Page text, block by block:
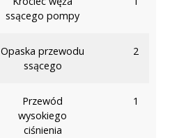
ssącego pompy
Opaska przewodu
ssącego
2
Przewód
wysokiego
ciśnienia
1